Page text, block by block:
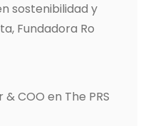
sostenibilidad y
Fundadora Ro
COO en The PRS